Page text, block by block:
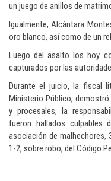
un juego de anillos de
Igualmente, Alcántara
oro blanco, así como de un
Luego del asalto los hoy
capturados por las
Durante el juicio, la fiscal
Ministerio Público,
y procesales, la
fueron hallados culpables
asociación de malhechores,
1-2, sobre robo, del Código